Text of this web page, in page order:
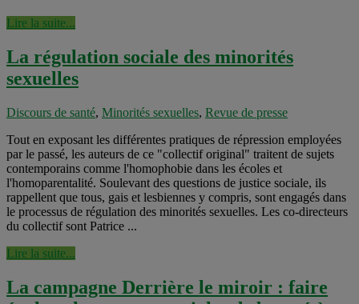
Lire la suite...
La régulation sociale des minorités
sexuelles
Discours de santé, Minorités sexuelles, Revue de presse
Tout en exposant les différentes pratiques de répression employées
par le passé, les auteurs de ce "collectif original" traitent de sujets
contemporains comme l'homophobie dans les écoles et
l'homoparentalité. Soulevant des questions de justice sociale, ils
rappellent que tous, gais et lesbiennes y compris, sont engagés dans
le processus de régulation des minorités sexuelles. Les co-directeurs
du collectif sont Patrice ...
Lire la suite...
La campagne Derrière le miroir : faire